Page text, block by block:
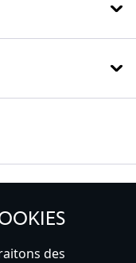
des